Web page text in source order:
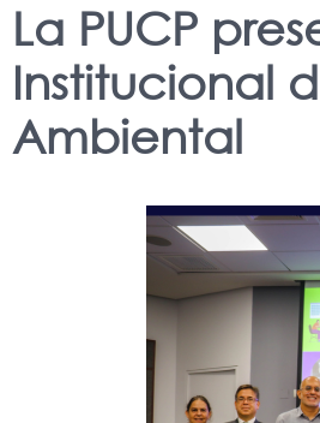
La PUCP
Institucional
Ambiental